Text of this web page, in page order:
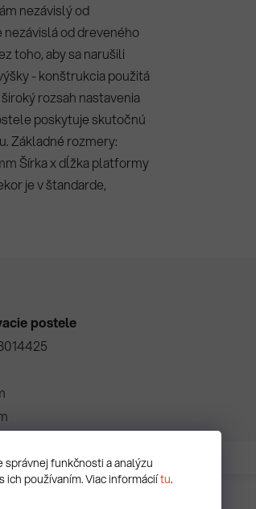
funkčnosti a analýzu
ich používaním. Viac informáciítu.
nezávislý od
od dreveného
toho, aby sa narušili
- konštrukcia použitá
rozsah nastavenia
poskytuje skutočnú
Základné rozmery:
Šírka x dĺžka platformy
je v štandarde,
postele